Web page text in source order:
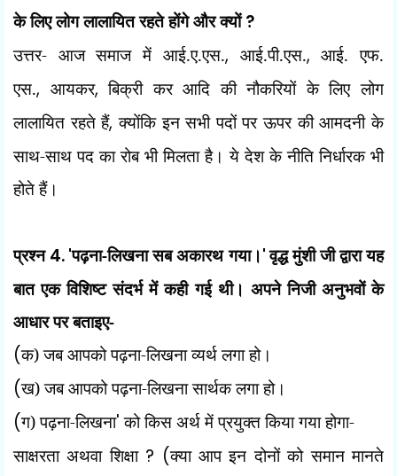
के लिए लोग लालायित रहते होंगे और क्यों?
उत्तर- आज समाज में आई.ए.एस., आई.पी.एस.,आई. एफ.
एस., आयकर,बिक्री कर आदि की नौकरियों के लिए लोग
लालायित रहते हैं,क्योंकि इन सभी पदों पर ऊपर की आमदनी के
साथ-साथ पद का रोब भी मिलता है। ये देश के नीति निर्धारक भी
होते हैं।
प्रश्न 4. 'पढ़ना-लिखना सब अकारथ गया। 'वृद्ध मुंशी जी द्वारा यह
बात एक विशिष्ट संदर्भ में कही गई थी। अपने निजी अनुभवों के
आधार पर बताइए-
(क) जब आपको पढ़ना-लिखना व्यर्थ लगा हो।
(ख) जब आपको पढ़ना-लिखना सार्थक लगा हो।
(ग) पढ़ना-लिखना'को किस अर्थ में प्रयुक्त किया गया होगा-
साक्षरता अथवा शिक्षा ? (क्या आप इन दोनों को समान मानते